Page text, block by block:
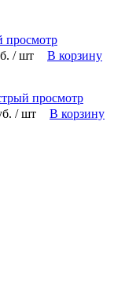
просмотр
/ шт
В корзину
просмотр
/ шт
В корзину